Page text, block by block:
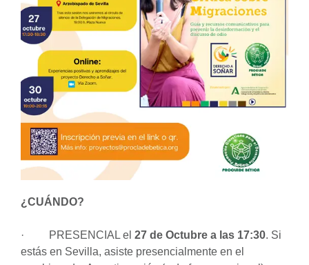
¿CUÁNDO?
· PRESENCIAL el 27 de Octubre a las 17:30. Si
estás en Sevilla, asiste presencialmente en el